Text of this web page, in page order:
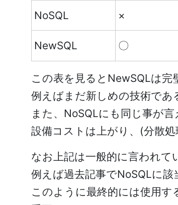
NoSQL ×
NewSQL 〇
この表を見るとNewSQLは完
例えばまだ新しめの技術であ
また、NoSQLにも同じ事が
設備コストは上がり、(分散
なお上記は一般的に言われて
例えば過去記事でNoSQLに該
このように最終的には使用